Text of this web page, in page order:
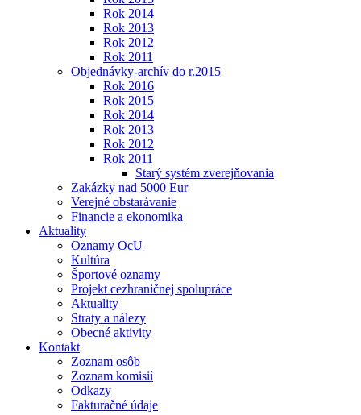
Rok 2014
Rok 2013
Rok 2012
Rok 2011
Objednávky-archív do r.2015
Rok 2016
Rok 2015
Rok 2014
Rok 2013
Rok 2012
Rok 2011
Starý systém zverejňovania
Zakázky nad 5000 Eur
Verejné obstarávanie
Financie a ekonomika
Aktuality
Oznamy OcU
Kultúra
Športové oznamy
Projekt cezhraničnej spolupráce
Aktuality
Straty a nálezy
Obecné aktivity
Kontakt
Zoznam osôb
Zoznam komisií
Odkazy
Fakturačné údaje